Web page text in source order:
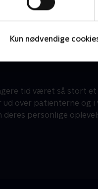
Kun nødvendige
tid været så stort
ud over patienterne
personlige